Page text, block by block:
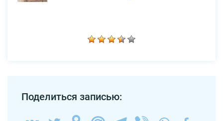
Поделиться записью: